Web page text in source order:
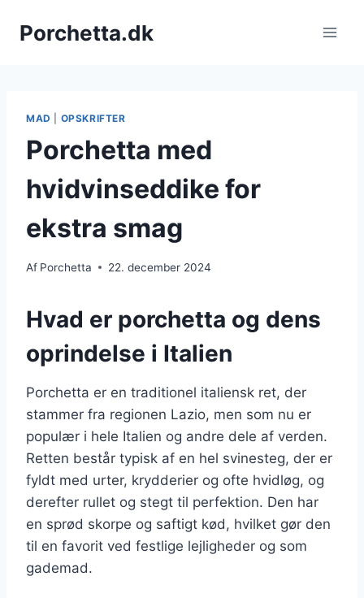
Porchetta.dk
MAD OPSKRIFTER
Porchetta med
hvidvinseddike for
ekstra smag
Af Porchetta 22. december 2024
Hvad er porchetta og dens
oprindelse i Italien
Porchetta er en traditionel italiensk ret, der
stammer fra regionen Lazio, men som nu er
populær i hele Italien og andre dele af verden.
Retten består typisk af en hel svinesteg, der er
fyldt med urter, krydderier og ofte hvidløg, og
derefter rullet og stegt til perfektion. Den har
en sprød skorpe og saftigt kød, hvilket gør den
til en favorit ved festlige lejligheder og som
gademad.